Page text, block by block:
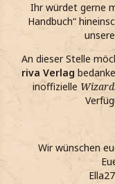
Ihr würdet gerne
Handbuch“
An dieser Stelle
riva Verlag
inoffizielle
Wir wünschen